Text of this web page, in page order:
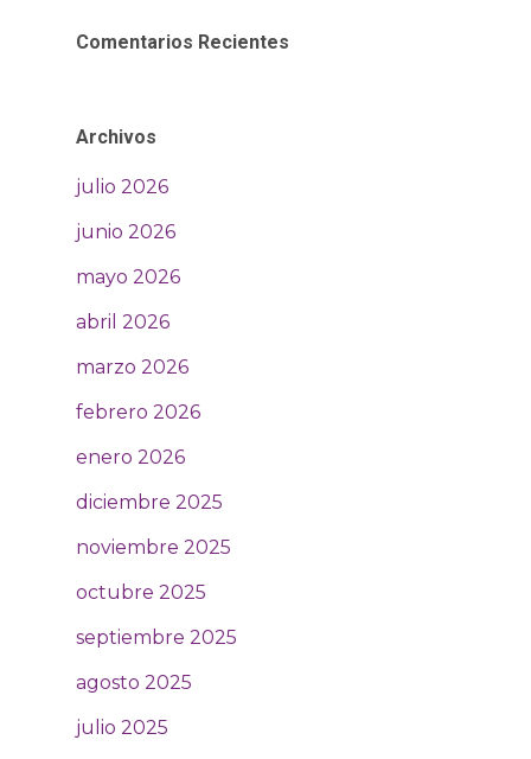
Comentarios Recientes
Archivos
julio 2026
junio 2026
mayo 2026
abril 2026
marzo 2026
febrero 2026
enero 2026
diciembre 2025
noviembre 2025
octubre 2025
septiembre 2025
agosto 2025
julio 2025